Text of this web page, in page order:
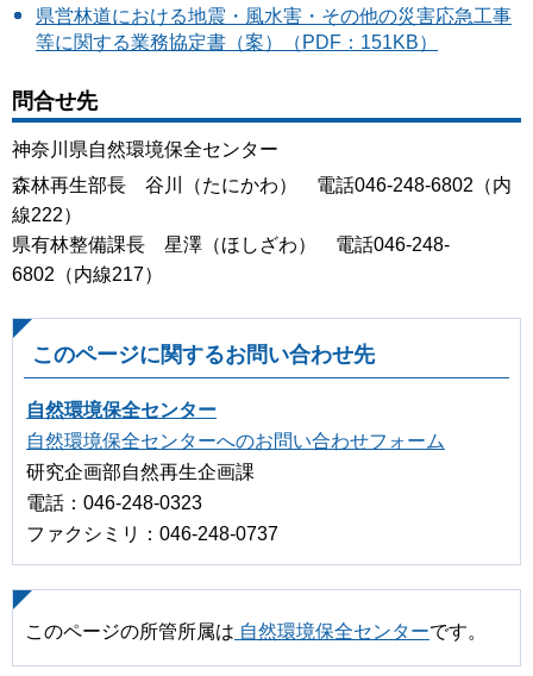
県営林道における地震・風水害・その他の災害応急工事
等に関する業務協定書（案）（PDF：151KB）
問合せ先
神奈川県自然環境保全センター
森林再生部長 谷川（たにかわ） 電話046-248-6802（内
線222）
県有林整備課長 星澤（ほしざわ） 電話046-248-
6802（内線217）
このページに関するお問い合わせ先
自然環境保全センター
自然環境保全センターへのお問い合わせフォーム
研究企画部自然再生企画課
電話：046-248-0323
ファクシミリ：046-248-0737
このページの所管所属は 自然環境保全センターです。